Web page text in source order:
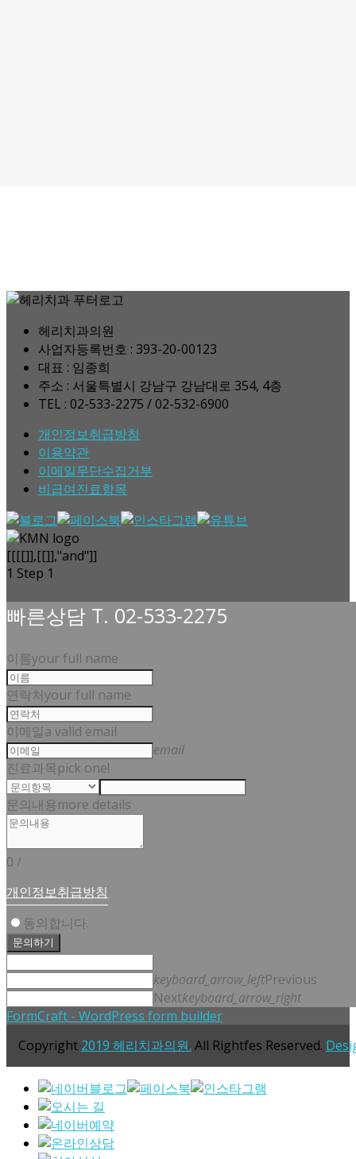
헤리치과의원
사업자등록번호 : 393-20-00123
대표 : 임종희
주소 : 서울특별시 강남구 강남대로 354, 4층
TEL : 02-533-2275 / 02-532-6900
개인정보취급방침
이용약관
이메일무단수집거부
비급여진료항목
[[[[]],[[]],"and"]]
1 Step 1
빠른상담 T. 02-533-2275
이름your full name
연락처your full name
이메일a valid email
email
진료과목pick one!
문의내용more details
0 /
개인정보취급방침
동의합니다.
문의하기
keyboard_arrow_leftPrevious
Nextkeyboard_arrow_right
FormCraft - WordPress form builder
Copyright 2019 헤리치과의원. All Rightfes Reserved.